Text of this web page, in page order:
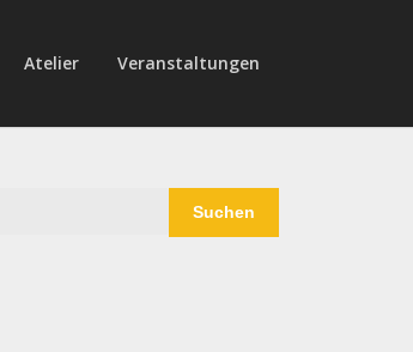
Atelier Veranstaltungen
Suchen